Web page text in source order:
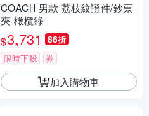
COACH 男款 荔枝紋證件/鈔票
夾-橄欖綠
$3,731 86折
限時下殺 券
加入購物車